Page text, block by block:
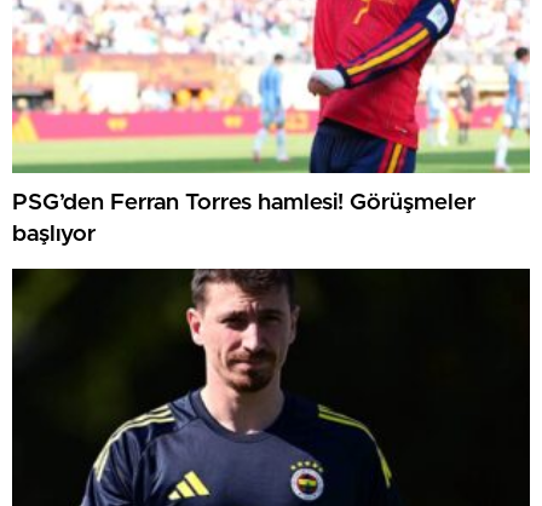
PSG’den Ferran Torres hamlesi! Görüşmeler
başlıyor